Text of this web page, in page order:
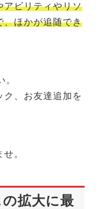
アビリティやリソ
、ほかが追随でき
。
、お友達追加を
。
拡大に最